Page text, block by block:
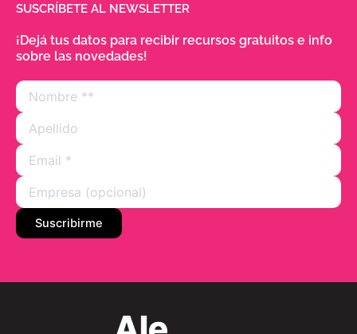
SUSCRÍBETE AL NEWSLETTER
¡Dejá tus datos para recibir recursos gratuitos e info
sobre las novedades!